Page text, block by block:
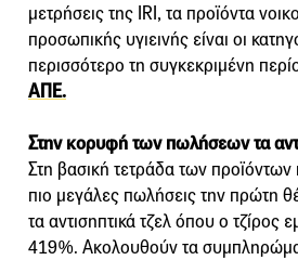
μετρήσεις της IRI, τα προϊόντα
προσωπικής υγιεινής είναι οι
περισσότερο τη συγκεκριμένη
ΑΠΕ.
Στην κορυφή των πωλήσεων τα
Στη βασική τετράδα των προϊόντων
πιο μεγάλες πωλήσεις την πρώτη
τα αντισηπτικά τζελ όπου ο τζίρος
419%. Ακολουθούν τα